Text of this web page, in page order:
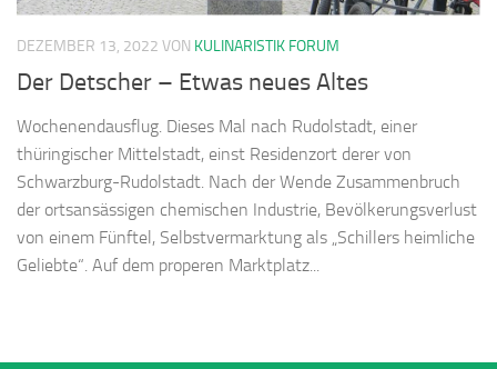
DEZEMBER 13, 2022 VON KULINARISTIK FORUM
Der Detscher – Etwas neues Altes
Wochenendausflug. Dieses Mal nach Rudolstadt, einer
thüringischer Mittelstadt, einst Residenzort derer von
Schwarzburg-Rudolstadt. Nach der Wende Zusammenbruch
der ortsansässigen chemischen Industrie, Bevölkerungsverlust
von einem Fünftel, Selbstvermarktung als „Schillers heimliche
Geliebte“. Auf dem properen Marktplatz...